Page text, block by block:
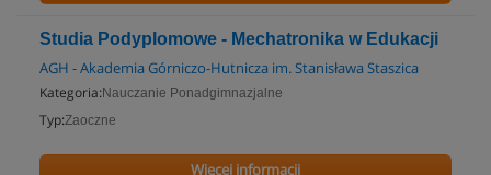
Studia Podyplomowe - Mechatronika w Edukacji
AGH - Akademia Górniczo-Hutnicza im. Stanisława Staszica
Kategoria: Nauczanie Ponadgimnazjalne
Typ:Zaoczne
Więcej informacji